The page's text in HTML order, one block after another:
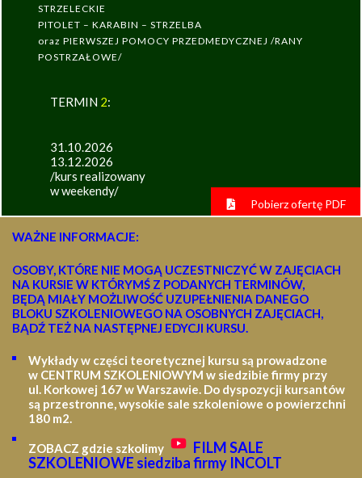
STRZELECKIE
PITOLET – KARABIN – STRZELBA
oraz PIERWSZEJ POMOCY PRZEDMEDYCZNEJ /RANY
POSTRZAŁOWE/
TERMIN 2:
31.10.2026
13.12.2026
/kurs realizowany
w weekendy/
Pobierz ofertę PDF
WAŻNE INFORMACJE:
OSOBY, KTÓRE NIE MOGĄ UCZESTNICZYĆ W ZAJĘCIACH
NA KURSIE W KTÓRYMŚ Z PODANYCH TERMINÓW,
BĘDĄ MIAŁY MOŻLIWOŚĆ UZUPEŁNIENIA DANEGO
BLOKU SZKOLENIOWEGO NA OSOBNYCH ZAJĘCIACH,
BĄDŹ TEŻ NA NASTĘPNEJ EDYCJI KURSU.
Wykłady w części teoretycznej kursu są prowadzone
w CENTRUM SZKOLENIOWYM w siedzibie firmy przy
ul. Korkowej 167 w Warszawie. Do dyspozycji kursantów
są przestronne, wysokie sale szkoleniowe o powierzchni
180 m2.
ZOBACZ gdzie szkolimy
FILM SALE
SZKOLENIOWE siedziba firmy INCOLT